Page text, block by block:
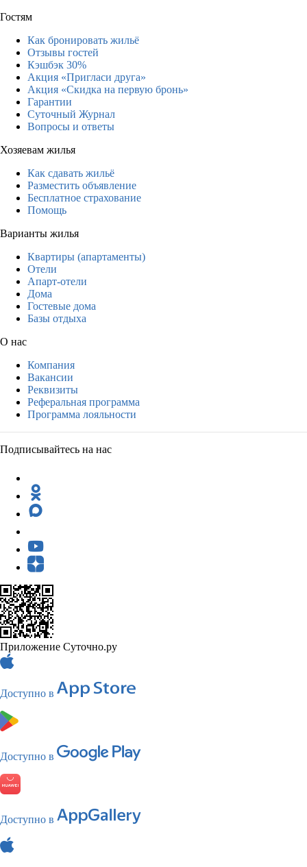
Гостям
Как бронировать жильё
Отзывы гостей
Кэшбэк 30%
Акция «Пригласи друга»
Акция «Скидка на первую бронь»
Гарантии
Суточный Журнал
Вопросы и ответы
Хозяевам жилья
Как сдавать жильё
Разместить объявление
Бесплатное страхование
Помощь
Варианты жилья
Квартиры (апартаменты)
Отели
Апарт-отели
Дома
Гостевые дома
Базы отдыха
О нас
Компания
Вакансии
Реквизиты
Реферальная программа
Программа лояльности
Подписывайтесь на нас
Приложение Суточно.ру
Доступно в
Доступно в
Доступно в